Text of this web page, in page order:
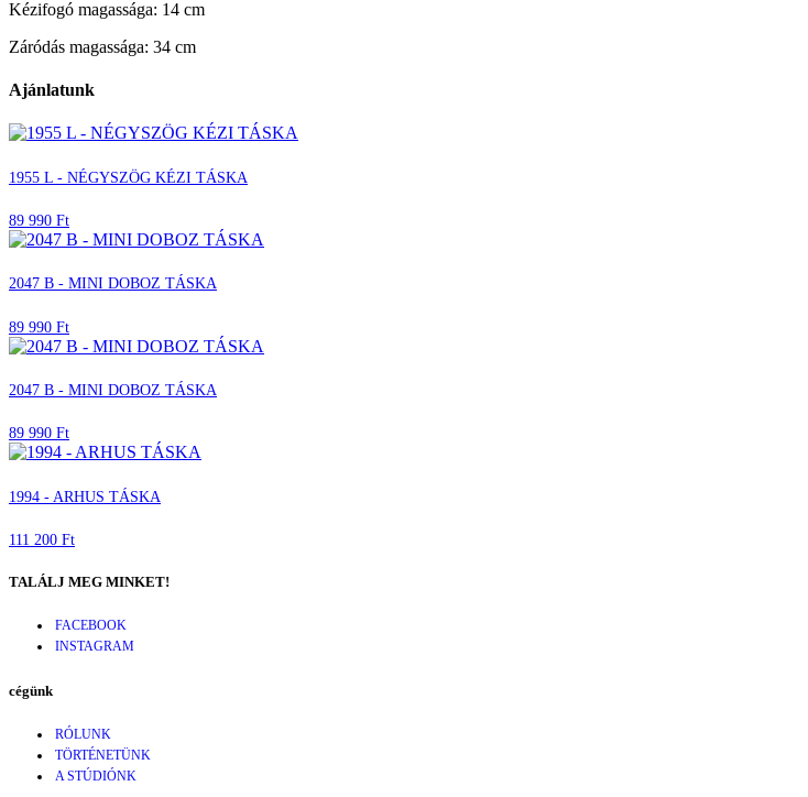
Kézifogó magassága: 14 cm
Záródás magassága: 34 cm
Ajánlatunk
1955 L - NÉGYSZÖG KÉZI TÁSKA
89 990 Ft
2047 B - MINI DOBOZ TÁSKA
89 990 Ft
2047 B - MINI DOBOZ TÁSKA
89 990 Ft
1994 - ARHUS TÁSKA
111 200 Ft
TALÁLJ MEG MINKET!
FACEBOOK
INSTAGRAM
cégünk
RÓLUNK
TÖRTÉNETÜNK
A STÚDIÓNK